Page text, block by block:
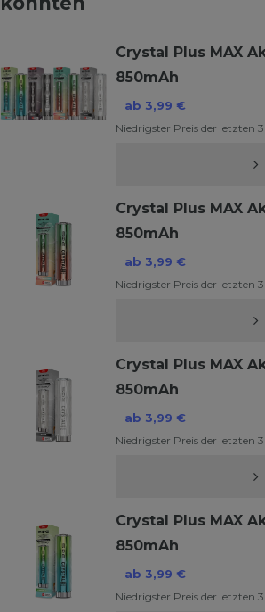
Crystal Plus MAX
850mAh
ab 3,99 €
Niedrigster Preis der letzten
Crystal Plus MAX
850mAh
ab 3,99 €
Niedrigster Preis der letzten
Crystal Plus MAX
850mAh
ab 3,99 €
Niedrigster Preis der letzten
Crystal Plus MAX
850mAh
ab 3,99 €
Niedrigster Preis der letzten